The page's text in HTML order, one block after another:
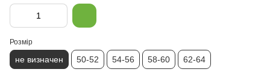
Розмір
не визначен 50-52 54-56 58-60 62-64